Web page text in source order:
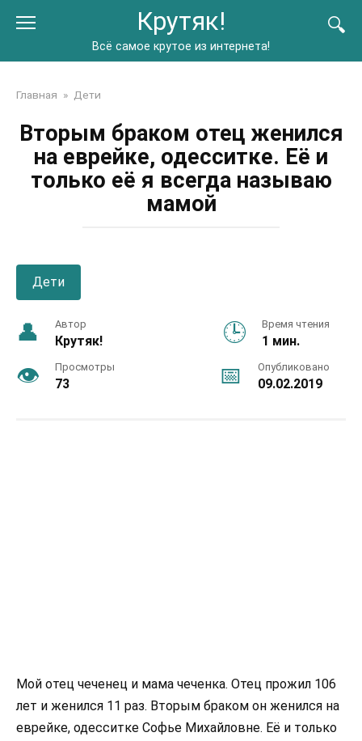
Крутяк!
Всё самое крутое из интернета!
Главная » Дети
Вторым браком отец женился
на еврейке, одесситке. Её и
только её я всегда называю
мамой
Дети
Автор
Крутяк!
Время чтения
1 мин.
Просмотры
73
Опубликовано
09.02.2019
Мой отец чеченец и мама чеченка. Отец прожил 106
лет и женился 11 раз. Вторым браком он женился на
еврейке, одесситке Софье Михайловне. Её и только